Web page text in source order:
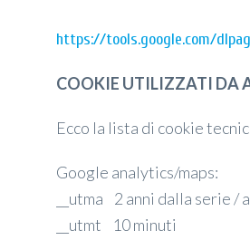
https://tools.google.com/
COOKIE UTILIZZATI DA
Ecco la lista di cookie
Google analytics/maps:
__utma 2 anni dalla
__utmt 10 minuti